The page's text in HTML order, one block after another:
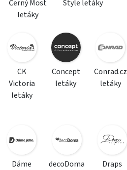
Černý Most
letáky
Style letáky
CK
Victoria
letáky
Concept
letáky
Conrad.cz
letáky
Dáme
decoDoma
Draps